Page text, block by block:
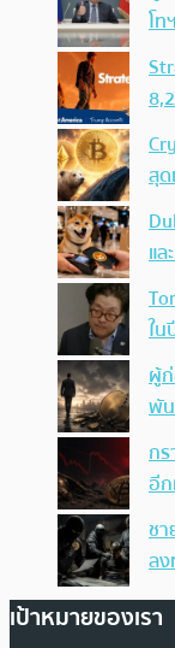
โ
สุด
แล
ใน
ผู้
พั
ก
อี
ช
ลง
เป้าหมายของเรา